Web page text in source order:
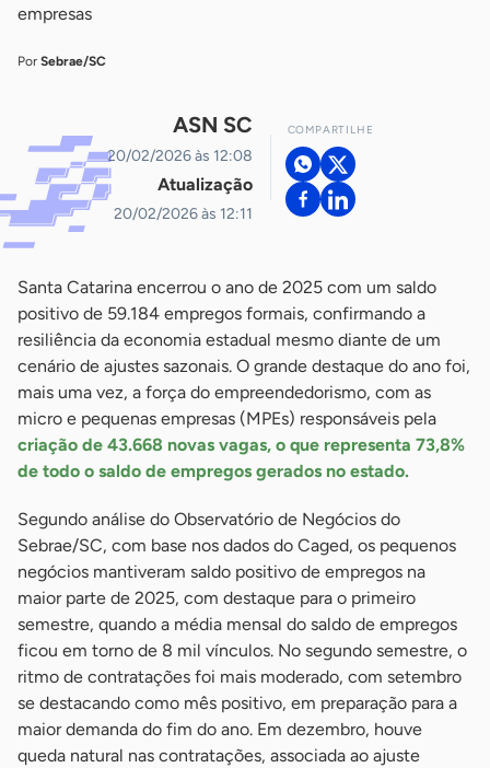
empresas
Por Sebrae/SC
ASN SC
20/02/2026 às 12:08
Atualização
20/02/2026 às 12:11
COMPARTILHE
Santa Catarina encerrou o ano de 2025 com um saldo
positivo de 59.184 empregos formais, confirmando a
resiliência da economia estadual mesmo diante de um
cenário de ajustes sazonais. O grande destaque do ano foi,
mais uma vez, a força do empreendedorismo, com as
micro e pequenas empresas (MPEs) responsáveis pela
criação de 43.668 novas vagas, o que representa 73,8%
de todo o saldo de empregos gerados no estado.
Segundo análise do Observatório de Negócios do
Sebrae/SC, com base nos dados do Caged, os pequenos
negócios mantiveram saldo positivo de empregos na
maior parte de 2025, com destaque para o primeiro
semestre, quando a média mensal do saldo de empregos
ficou em torno de 8 mil vínculos. No segundo semestre, o
ritmo de contratações foi mais moderado, com setembro
se destacando como mês positivo, em preparação para a
maior demanda do fim do ano. Em dezembro, houve
queda natural nas contratações, associada ao ajuste